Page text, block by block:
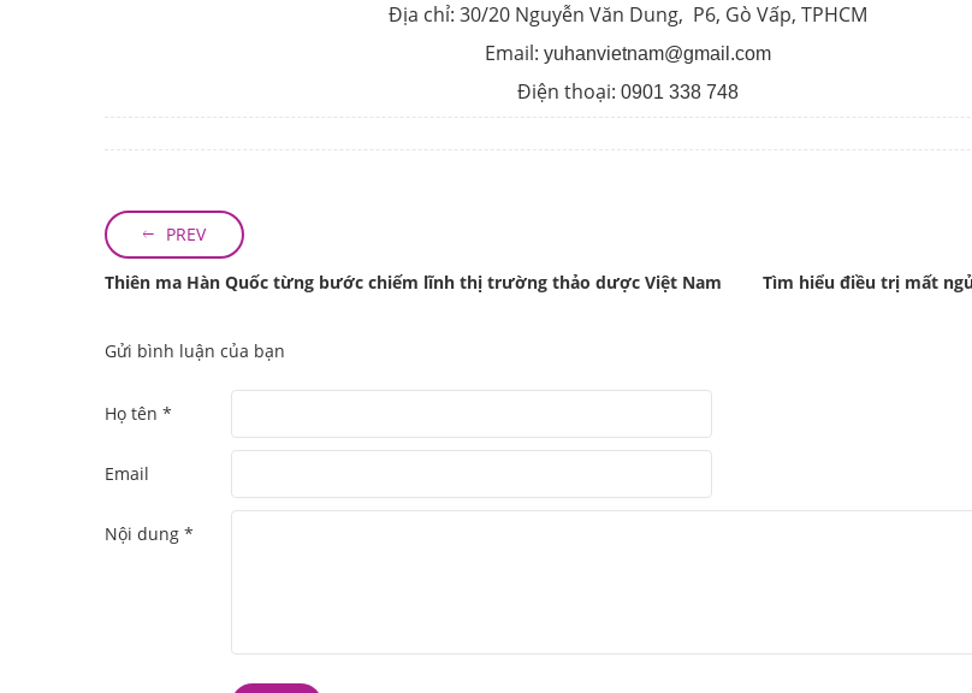
Địa chỉ: 30/20 Nguyễn Văn Dung, P6, Gò Vấp, TPHCM
Email: yuhanvietnam@gmail.com
Điện thoại: 0901 338 748
PREV
Thiên ma Hàn Quốc từng bước chiếm lĩnh thị trường thảo dược Việt Nam Tìm hiểu điều trị mất
Gửi bình luận của bạn
Họ tên *
Email
Nội dung *